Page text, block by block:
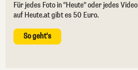
Für jedes Foto in "Heute" oder jedes Video
auf Heute.at gibt es 50 Euro.
So geht's